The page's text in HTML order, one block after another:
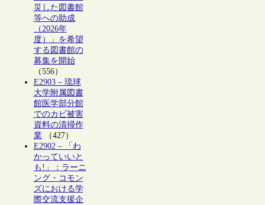
災した図書館
等への助成
（2026年
度）」を希望
する図書館の
募集を開始
（556）
E2903 – 琉球
大学附属図書
館医学部分館
でのカビ被害
資料の清掃作
業（427）
E2902 – 「わ
かっていいと
も!」：ラーニ
ング・コモン
ズにおける学
際交流支援企